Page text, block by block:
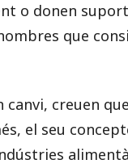
o donen
que
canvi, creuen
el seu